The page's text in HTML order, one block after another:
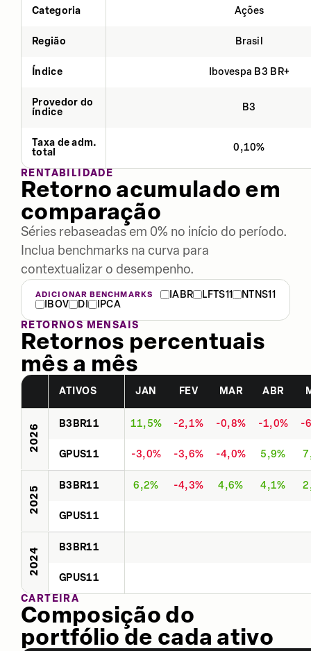
Categoria Ações
Região Brasil
Índice Ibovespa B3 BR+
Provedor do
índice
B3
Taxa de adm.
total
0,10%
RENTABILIDADE
Retorno acumulado em
comparação
Séries rebaseadas em 0% no início do período.
Inclua benchmarks na curva para
contextualizar o desempenho.
ADICIONAR BENCHMARKS IABR LFTS11
NTNS11
IBOV
DI
IPCA
RETORNOS MENSAIS
Retornos percentuais
mês a mês
ATIVOS JAN FEV MAR ABR
2026 B3BR11 11,5% -2,1% -0,8% -1,0% -
GPUS11 -3,0% -3,6% -4,0% 5,9%
2025 B3BR11 6,2% -4,3% 4,6% 4,1%
GPUS11
2024 B3BR11
GPUS11
CARTEIRA
Composição do
portfólio de cada ativo